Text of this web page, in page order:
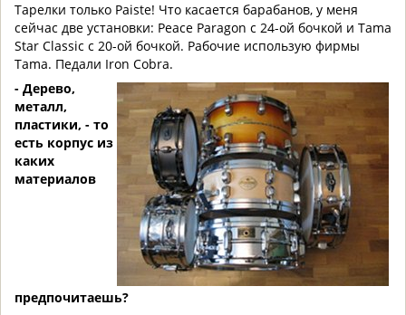
Тарелки только Paiste! Что касается барабанов, у меня
сейчас две установки: Peace Paragon c 24-ой бочкой и Tama
Star Classic с 20-ой бочкой. Рабочие использую фирмы
Tama. Педали Iron Cobra.
- Дерево,
металл,
пластики, - то
есть корпус из
каких
материалов
предпочитаешь?